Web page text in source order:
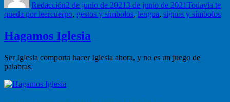
signos
y
de
hoy!”
Redacción2 de junio de 20213 de junio de 2021Todavía te
queda por leerEtiquetas
cuerpo, gestos y símbolos, lengua, signos y símbolos
Hagamos Iglesia
Ser Iglesia comporta hacer Iglesia ahora, y no es un juego de
palabras.